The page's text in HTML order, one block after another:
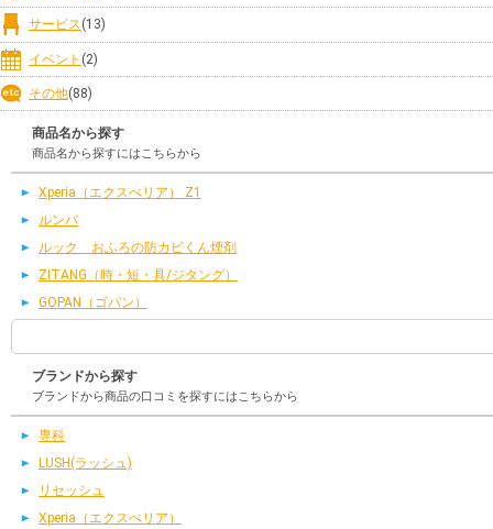
サービス(13)
イベント (2)
その他(88)
商品名から探す
商品名から探すにはこちらから
Xperia（エクスぺリア） Z1
ルンバ
ルック おふろの防カビくん煙剤
ZITANG（時・短・具/ジタング）
GOPAN（ゴパン）
ブランドから探す
ブランドから商品の口コミを探すにはこちらから
専科
LUSH(ラッシュ)
リセッシュ
Xperia（エクスぺリア）